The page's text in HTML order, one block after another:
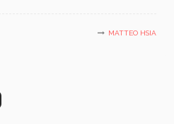
MATTEO HSIA